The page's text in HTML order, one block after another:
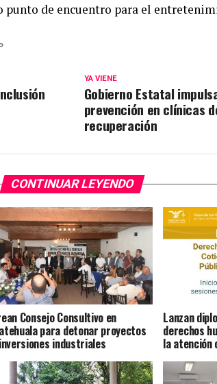
punto de encuentro para el
YA VIENE
Gobierno Estatal
prevención en clínicas
recuperación
CONTINUAR LEYENDO
Consejo Consultivo en
para detonar proyectos
industriales
Lanzan
derechos
la atención